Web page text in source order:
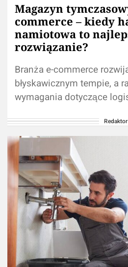
Magazyn
commerce – kiedy
namiotowa to
rozwiązanie?
Branża e-commerce
błyskawicznym tempie, a
wymagania dotyczące
online, zwłaszcza tych,...